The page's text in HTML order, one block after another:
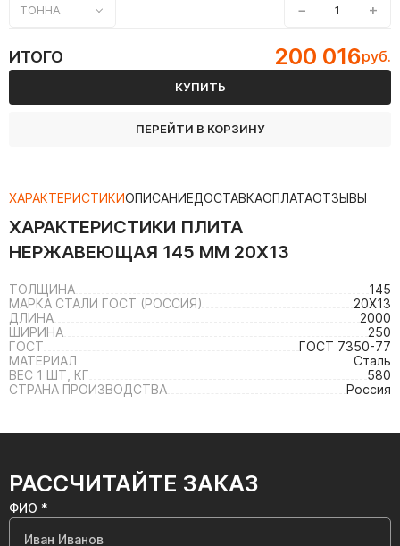
ТОННА − +
ИТОГО 200 016руб.
КУПИТЬ
ПЕРЕЙТИ В КОРЗИНУ
ХАРАКТЕРИСТИКИОПИСАНИЕДОСТАВКАОПЛАТАОТЗЫВЫ
ХАРАКТЕРИСТИКИ ПЛИТА
НЕРЖАВЕЮЩАЯ 145 ММ 20Х13
ТОЛЩИНА
145
МАРКА СТАЛИ ГОСТ (РОССИЯ)
20Х13
ДЛИНА
2000
ШИРИНА
250
ГОСТ
ГОСТ 7350-77
МАТЕРИАЛ
Сталь
ВЕС 1 ШТ, КГ
580
СТРАНА ПРОИЗВОДСТВА
Россия
РАССЧИТАЙТЕ ЗАКАЗ
ФИО *